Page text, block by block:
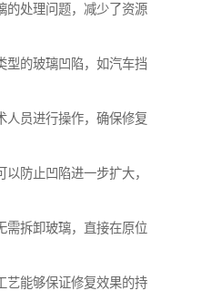
的处理问题，减少了资源
型的玻璃凹陷，如汽车挡
人员进行操作，确保修复
防止凹陷进一步扩大，
需拆卸玻璃，直接在原位
艺能够保证修复效果的持